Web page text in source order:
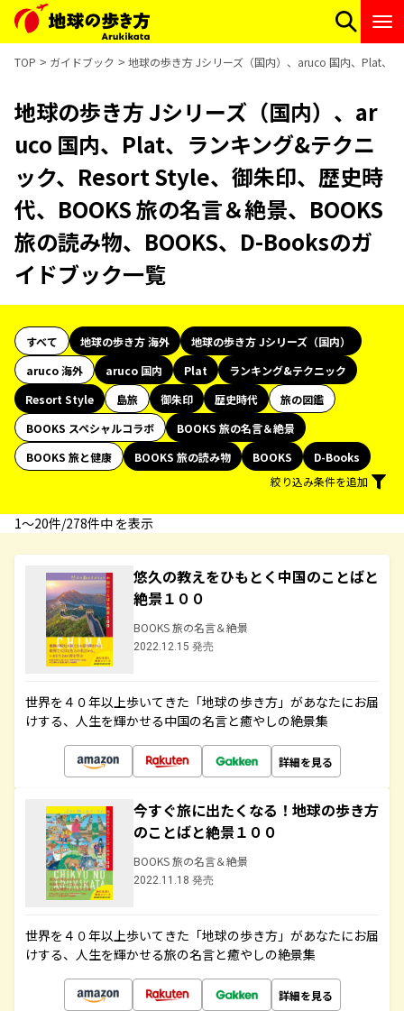
TOP ガイドブック 地球の歩き方 Jシリーズ（国内）、aruco 国内、Plat、
地球の歩き方 Jシリーズ（国内）、ar
uco 国内、Plat、ランキング&テクニ
ック、Resort Style、御朱印、歴史時
代、BOOKS 旅の名言＆絶景、BOOKS
旅の読み物、BOOKS、D-Booksのガ
イドブック一覧
すべて 地球の歩き方 海外
地球の歩き方 Jシリーズ（国内）
aruco 海外
aruco 国内 Plat
ランキング&テクニック
Resort Style
島旅 御朱印 歴史時代
旅の図鑑
BOOKS スペシャルコラボ
BOOKS 旅の名言＆絶景
BOOKS 旅と健康
BOOKS 旅の読み物 BOOKS
D-Books
絞り込み条件を追加
1〜20件/278件中 を表示
悠久の教えをひもとく中国のことばと
絶景１００
BOOKS 旅の名言＆絶景
2022.12.15 発売
世界を４０年以上歩いてきた「地球の歩き方」があなたにお届
けする、人生を輝かせる中国の名言と癒やしの絶景集
詳細を見る
今すぐ旅に出たくなる！地球の歩き方
のことばと絶景１００
BOOKS 旅の名言＆絶景
2022.11.18 発売
世界を４０年以上歩いてきた「地球の歩き方」があなたにお届
けする、人生を輝かせる旅の名言と癒やしの絶景集
詳細を見る